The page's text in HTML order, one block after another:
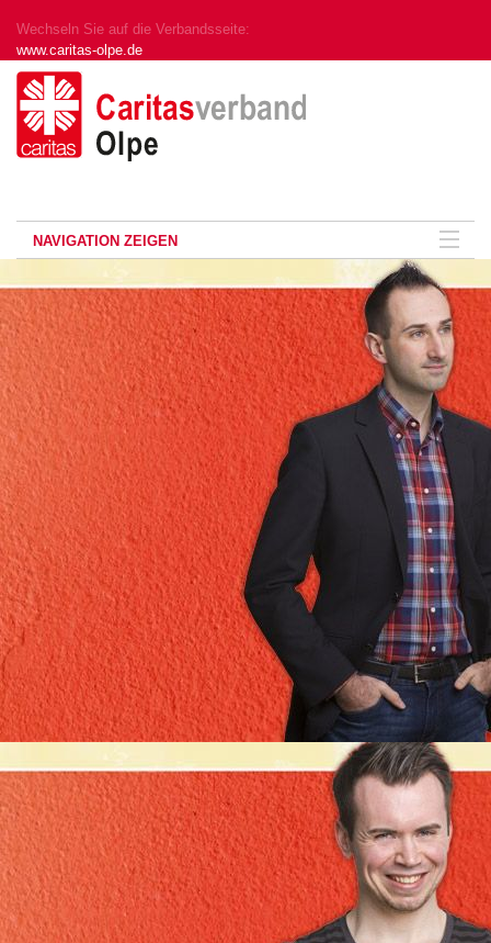
Wechseln Sie auf die Verbandsseite:
www.caritas-olpe.de
NAVIGATION ZEIGEN